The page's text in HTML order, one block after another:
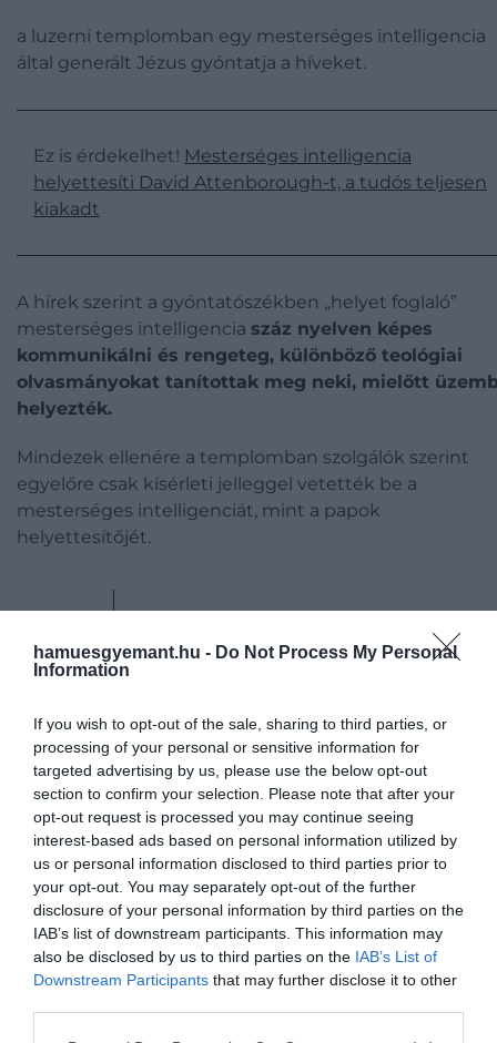
hamuesgyemant.hu - Do Not Process My Personal
Information
If you wish to opt-out of the sale, sharing to third parties, or
processing of your personal or sensitive information for
targeted advertising by us, please use the below opt-out
section to confirm your selection. Please note that after your
opt-out request is processed you may continue seeing
interest-based ads based on personal information utilized by
us or personal information disclosed to third parties prior to
your opt-out. You may separately opt-out of the further
disclosure of your personal information by third parties on the
IAB’s list of downstream participants. This information may
also be disclosed by us to third parties on the IAB’s List of
Downstream Participants that may further disclose it to other
a luzerni templomban egy mesterséges intelligencia
által generált Jézus gyóntatja a híveket.
Ez is érdekelhet! Mesterséges intelligencia
helyettesíti David Attenborough-t, a tudós teljesen
kiakadt
A hírek szerint a gyóntatószékben „helyet foglaló”
mesterséges intelligencia száz nyelven képes
kommunikálni és rengeteg, különböző teológiai
olvasmányokat tanítottak meg neki, mielőtt
helyezték.
Mindezek ellenére a templomban szolgálók szerint
egyelőre csak kísérleti jelleggel vetették be a
mesterséges intelligenciát, mint a papok
helyettesítőjét.
részünkről.Kíváncsiak
Jézusra az emberek.Mi az,
amit megosztanak vele?
Élvezik-e a vele való
beszélgetést? Tud-e olyat
mondani, amit mi, papok nem
tudunk? Azt hiszem, ebben
kifejezetten úttörők vagyunk
– idézi a portál a templom egyik teológusát,Marco